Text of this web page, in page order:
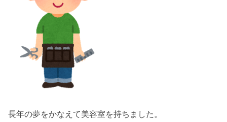
長年の夢をかなえて美容室を持ちました。